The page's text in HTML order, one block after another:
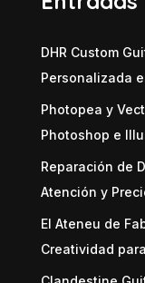
DHR Custom
Personalizada
Photopea y
Photoshop e
Reparación de
Atención y
El Ateneu de
Creatividad